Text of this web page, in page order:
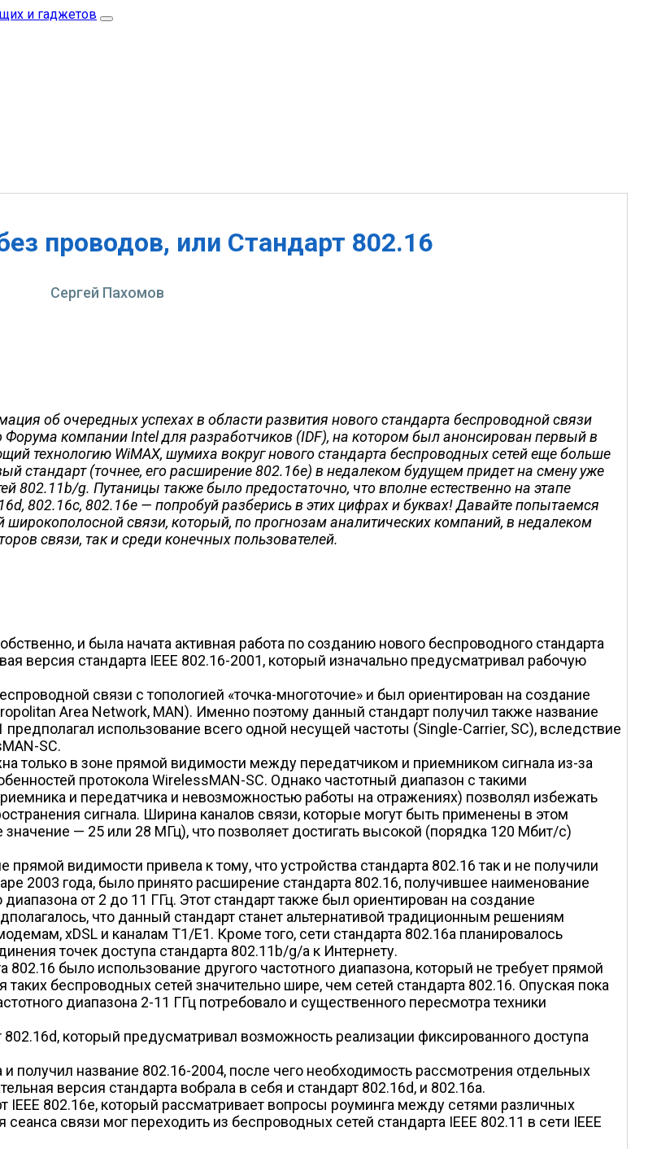
проводов, или Стандарт 802.16
Сергей Пахомов
об очередных успехах в области развития нового стандарта беспроводной связи
Форума компании Intel для разработчиков (IDF), на котором был анонсирован первый в
технологию WiMAX, шумиха вокруг нового стандарта беспроводных сетей еще больше
стандарт (точнее, его расширение 802.16e) в недалеком будущем придет на смену уже
802.11b/g. Путаницы также было предостаточно, что вполне естественно на этапе
802.16c, 802.16e — попробуй разберись в этих цифрах и буквах! Давайте попытаемся
широкополосной связи, который, по прогнозам аналитических компаний, в недалеком
связи, так и среди конечных пользователей.
и была начата активная работа по созданию нового беспроводного стандарта
версия стандарта IEEE 802.16-2001, который изначально предусматривал рабочую
связи с топологией «точка-многоточие» и был ориентирован на создание
Area Network, MAN). Именно поэтому данный стандарт получил также название
использование всего одной несущей частоты (Single-Carrier, SC), вследствие
SC.
только в зоне прямой видимости между передатчиком и приемником сигнала из-за
протокола WirelessMAN-SC. Однако частотный диапазон с такими
и передатчика и невозможностью работы на отражениях) позволял избежать
сигнала. Ширина каналов связи, которые могут быть применены в этом
— 25 или 28 МГц), что позволяет достигать высокой (порядка 120 Мбит/с)
видимости привела к тому, что устройства стандарта 802.16 так и не получили
2003 года, было принято расширение стандарта 802.16, получившее наименование
от 2 до 11 ГГц. Этот стандарт также был ориентирован на создание
что данный стандарт станет альтернативой традиционным решениям
xDSL и каналам Т1/Е1. Кроме того, сети стандарта 802.16a планировалось
точек доступа стандарта 802.11b/g/a к Интернету.
было использование другого частотного диапазона, который не требует прямой
беспроводных сетей значительно шире, чем сетей стандарта 802.16. Опуская пока
диапазона 2-11 ГГц потребовало и существенного пересмотра техники
который предусматривал возможность реализации фиксированного доступа
получил название 802.16-2004, после чего необходимость рассмотрения отдельных
версия стандарта вобрала в себя и стандарт 802.16d, и 802.16a.
IEEE 802.16е, который рассматривает вопросы роуминга между сетями различных
связи мог переходить из беспроводных сетей стандарта IEEE 802.11 в сети IEEE